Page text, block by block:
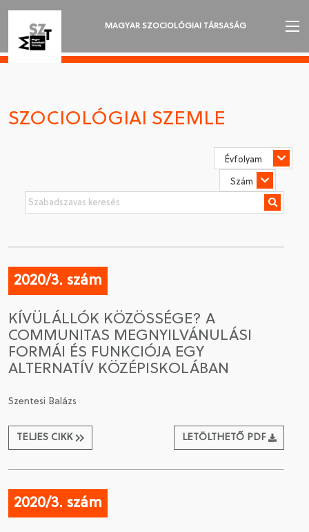
MAGYAR SZOCIOLÓGIAI TÁRSASÁG
SZOCIOLÓGIAI SZEMLE
CSATLAKOZÁS A TÁRSASÁGHOZ / MEGÚJÍTOM A
TAGSÁGOMAT
SZOCIOLÓGIAI SZEMLE
2020/3. szám
KÍVÜLÁLLÓK KÖZÖSSÉGE? A
COMMUNITAS MEGNYILVÁNULÁSI
FORMÁI ÉS FUNKCIÓJA EGY
ALTERNATÍV KÖZÉPISKOLÁBAN
Szentesi Balázs
TELJES CIKK LETÖLTHETŐ PDF
2020/3. szám